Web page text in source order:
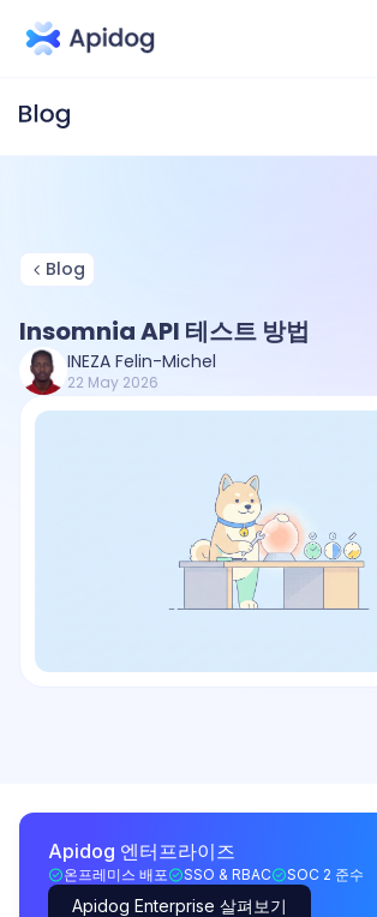
Blog
Insomnia API 테스트 방법
INEZA Felin-Michel
22 May 2026
Apidog 엔터프라이즈
온프레미스 배포 SSO & RBAC SOC 2 준수
Apidog Enterprise 살펴보기